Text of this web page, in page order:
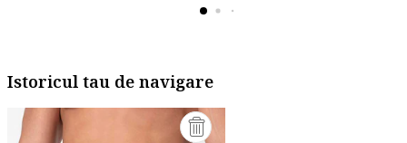
Istoricul tau de navigare